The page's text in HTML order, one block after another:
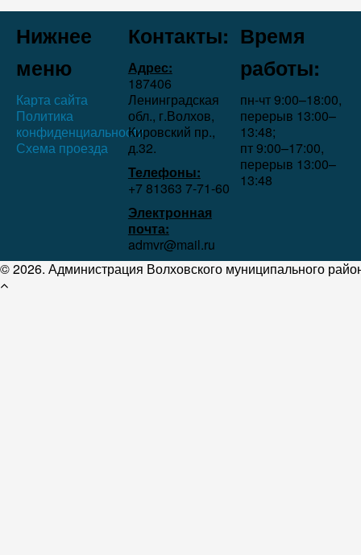
Нижнее
меню
Карта сайта
Политика
конфиденциальности
Схема проезда
Контакты:
Адрес:
187406
Ленинградская
обл., г.Волхов,
Кировский пр.,
д.32.
Телефоны:
+7 81363 7‑71-60
Электронная
почта:
admvr@mail.ru
Время
работы:
пн-чт 9:00–18:00,
перерыв 13:00–
13:48;
пт 9:00–17:00,
перерыв 13:00–
13:48
© 2026. Администрация Волховского муниципального